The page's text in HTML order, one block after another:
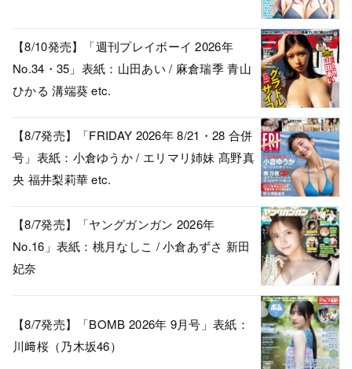
【8/10発売】「週刊プレイボーイ 2026年
No.34・35」表紙：山田あい / 麻倉瑞季 青山
ひかる 溝端葵 etc.
【8/7発売】「FRIDAY 2026年 8/21・28 合併
号」表紙：小倉ゆうか / エリマリ姉妹 髙野真
央 福井梨莉華 etc.
【8/7発売】「ヤングガンガン 2026年
No.16」表紙：桃月なしこ / 小倉あずさ 新田
妃奈
【8/7発売】「BOMB 2026年 9月号」表紙：
川﨑桜（乃木坂46）